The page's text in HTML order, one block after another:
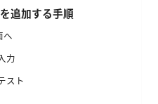
追加する手順
へ
力
スト